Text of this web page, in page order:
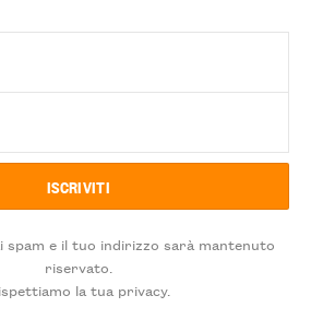
spam e il tuo indirizzo sarà mantenuto
riservato.
la tua privacy.